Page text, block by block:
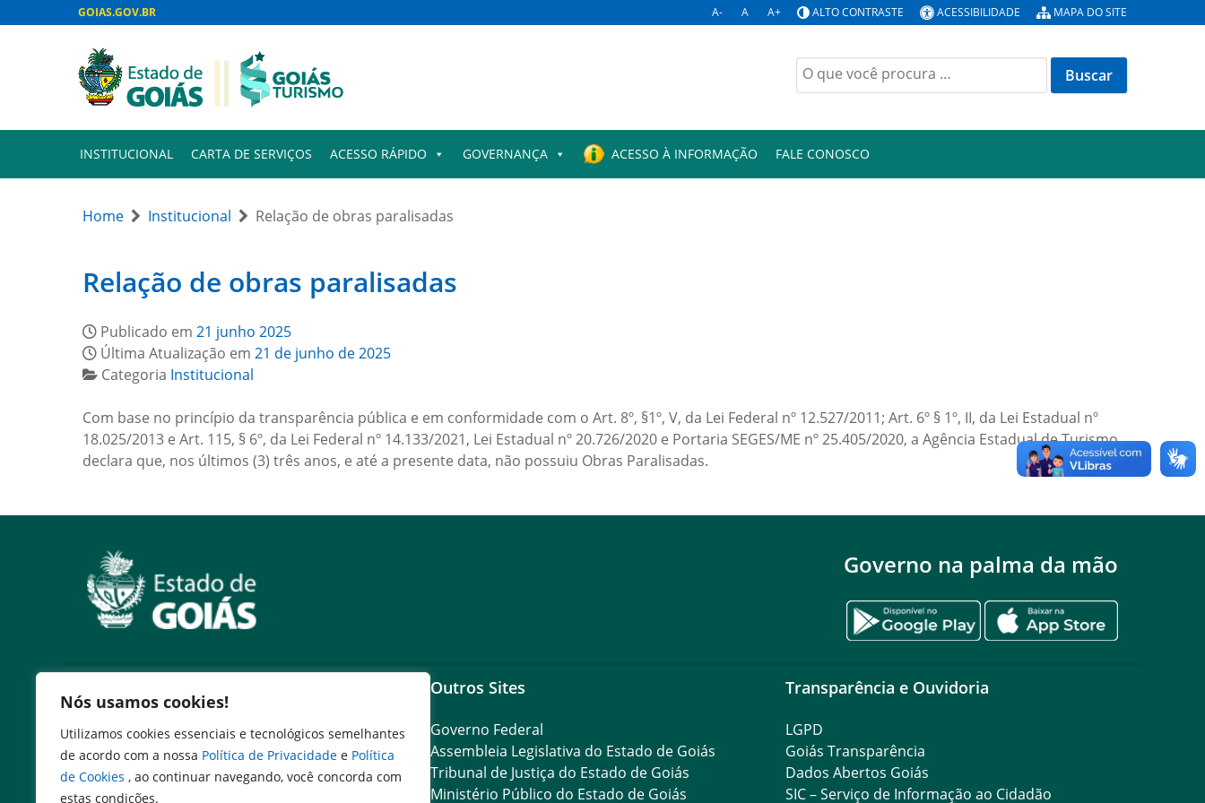
Nós usamos cookies!
Utilizamos cookies essenciais e tecnológicos semelhantes
de acordo com a nossa Política de Privacidade e Política
de Cookies , ao continuar navegando, você concorda com
estas condições.
GOIAS.GOV.BR A- A A+ ALTO CONTRASTE ACESSIBILIDADE MAPA DO SITE
Buscar
por:
INSTITUCIONAL CARTA DE SERVIÇOS ACESSO RÁPIDO GOVERNANÇA ACESSO À INFORMAÇÃO FALE CONOSCO
Home Institucional Relação de obras paralisadas
Relação de obras paralisadas
Publicado em 21 junho 2025
Última Atualização em 21 de junho de 2025
Categoria Institucional
Com base no princípio da transparência pública e em conformidade com o Art. 8º, §1º, V, da Lei Federal nº 12.527/2011; Art. 6º § 1º, II, da Lei Estadual nº
18.025/2013 e Art. 115, § 6º, da Lei Federal nº 14.133/2021, Lei Estadual nº 20.726/2020 e Portaria SEGES/ME nº 25.405/2020, a Agência Estadual de Turismo
declara que, nos últimos (3) três anos, e até a presente data, não possuiu Obras Paralisadas.
Governo na palma da mão
Expresso Goiás
Expresso Aplicações
Expresso Servidor
SEI Governadoria
Outros Sites
Governo Federal
Assembleia Legislativa do Estado de Goiás
Tribunal de Justiça do Estado de Goiás
Ministério Público do Estado de Goiás
Transparência e Ouvidoria
LGPD
Goiás Transparência
Dados Abertos Goiás
SIC – Serviço de Informação ao Cidadão